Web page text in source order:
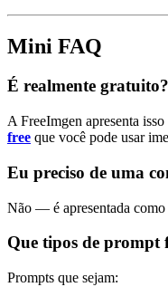
Mini FAQ
É realmente gratuito?
A FreeImgen apresenta
free que você pode usar
Eu preciso de uma
Não — é apresentada como
Que tipos de prompt
Prompts que sejam: